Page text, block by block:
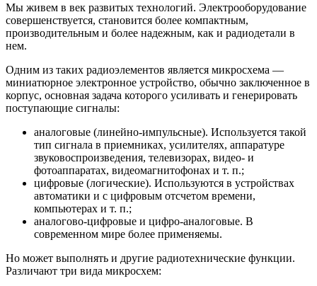
Мы живем в век развитых технологий. Электрооборудование
совершенствуется, становится более компактным,
производительным и более надежным, как и радиодетали в
нем.
Одним из таких радиоэлементов является микросхема —
миниатюрное электронное устройство, обычно заключенное в
корпус, основная задача которого усиливать и генерировать
поступающие сигналы:
аналоговые (линейно-импульсные). Используется такой
тип сигнала в приемниках, усилителях, аппаратуре
звуковоспроизведения, телевизорах, видео- и
фотоаппаратах, видеомагнитофонах и т. п.;
цифровые (логические). Используются в устройствах
автоматики и с цифровым отсчетом времени,
компьютерах и т. п.;
аналогово-цифровые и цифро-аналоговые. В
современном мире более применяемы.
Но может выполнять и другие радиотехнические функции.
Различают три вида микросхем: